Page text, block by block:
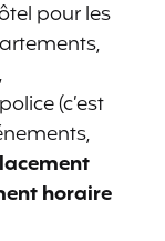
pour les
(c’est
horaire